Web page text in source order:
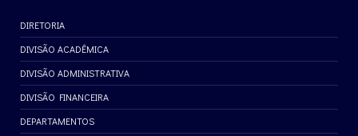
DIRETORIA
DIVISÃO ACADÊMICA
DIVISÃO ADMINISTRATIVA
DIVISÃO FINANCEIRA
DEPARTAMENTOS